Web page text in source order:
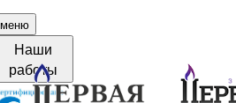
меню
Наши
работы